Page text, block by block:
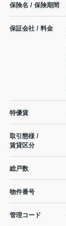
保険名 / 保険期間
保証会社 / 料金
特優賃
取引態様 /
賃貸区分
総戸数
物件番号
管理コード